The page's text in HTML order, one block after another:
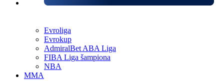
Evroliga
Evrokup
AdmiralBet ABA Liga
FIBA Liga šampiona
NBA
MMA